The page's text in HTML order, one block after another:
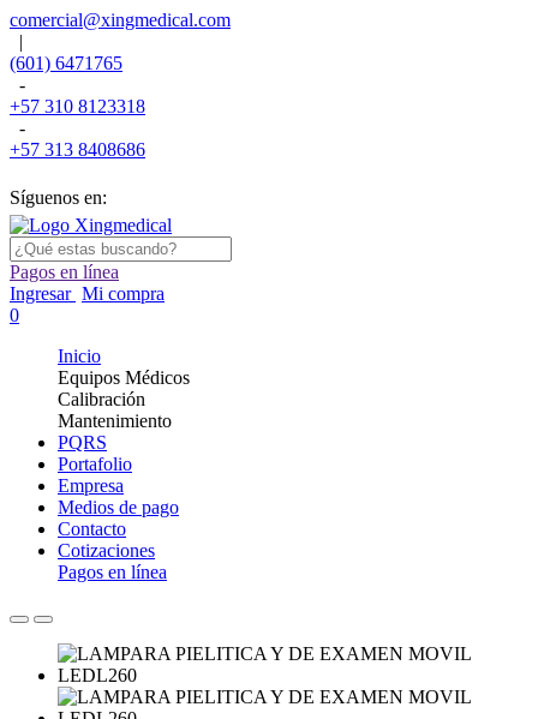
comercial@xingmedical.com
|
(601) 6471765
-
+57 310 8123318
-
+57 313 8408686
Síguenos en:
Pagos en línea
Ingresar Mi compra
0
Inicio
Equipos Médicos
Calibración
Mantenimiento
PQRS
Portafolio
Empresa
Medios de pago
Contacto
Cotizaciones
Pagos en línea